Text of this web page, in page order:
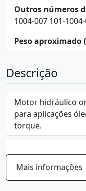
Outros números
1004-007 101-
Peso aproximado
Descrição
Motor hidráulico
para aplicações
torque.
Mais informações